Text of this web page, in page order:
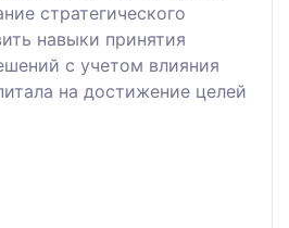
стратегического
навыки принятия
с учетом влияния
на достижение целей